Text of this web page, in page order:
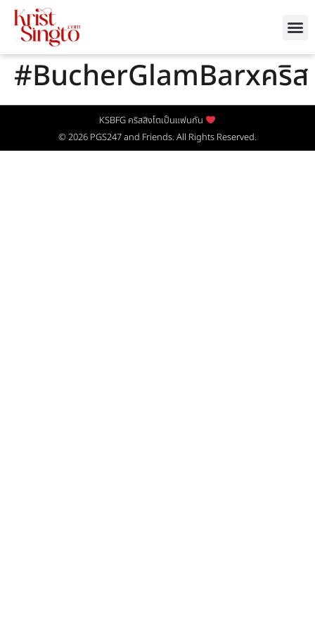
#BucherGlamBarxคริส
KSBFG คริสสิงโตเป็นแฟนกัน
© 2026 PGS247and Friends. All Rights Reserved.